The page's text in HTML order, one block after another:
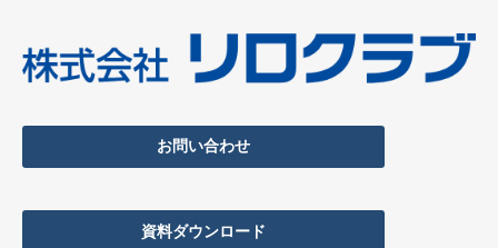
お問い合わせ
資料ダウンロード